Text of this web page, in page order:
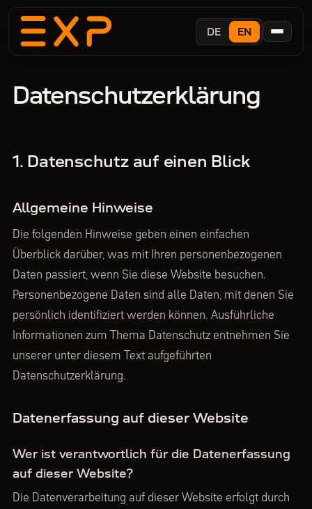
DE EN
Datenschutzerklärung
1. Datenschutz auf einen Blick
Allgemeine Hinweise
Die folgenden Hinweise geben einen einfachen
Überblick darüber, was mit Ihren personenbezogenen
Daten passiert, wenn Sie diese Website besuchen.
Personenbezogene Daten sind alle Daten, mit denen Sie
persönlich identifiziert werden können. Ausführliche
Informationen zum Thema Datenschutz entnehmen Sie
unserer unter diesem Text aufgeführten
Datenschutzerklärung.
Datenerfassung auf dieser Website
Wer ist verantwortlich für die Datenerfassung
auf dieser Website?
Die Datenverarbeitung auf dieser Website erfolgt durch